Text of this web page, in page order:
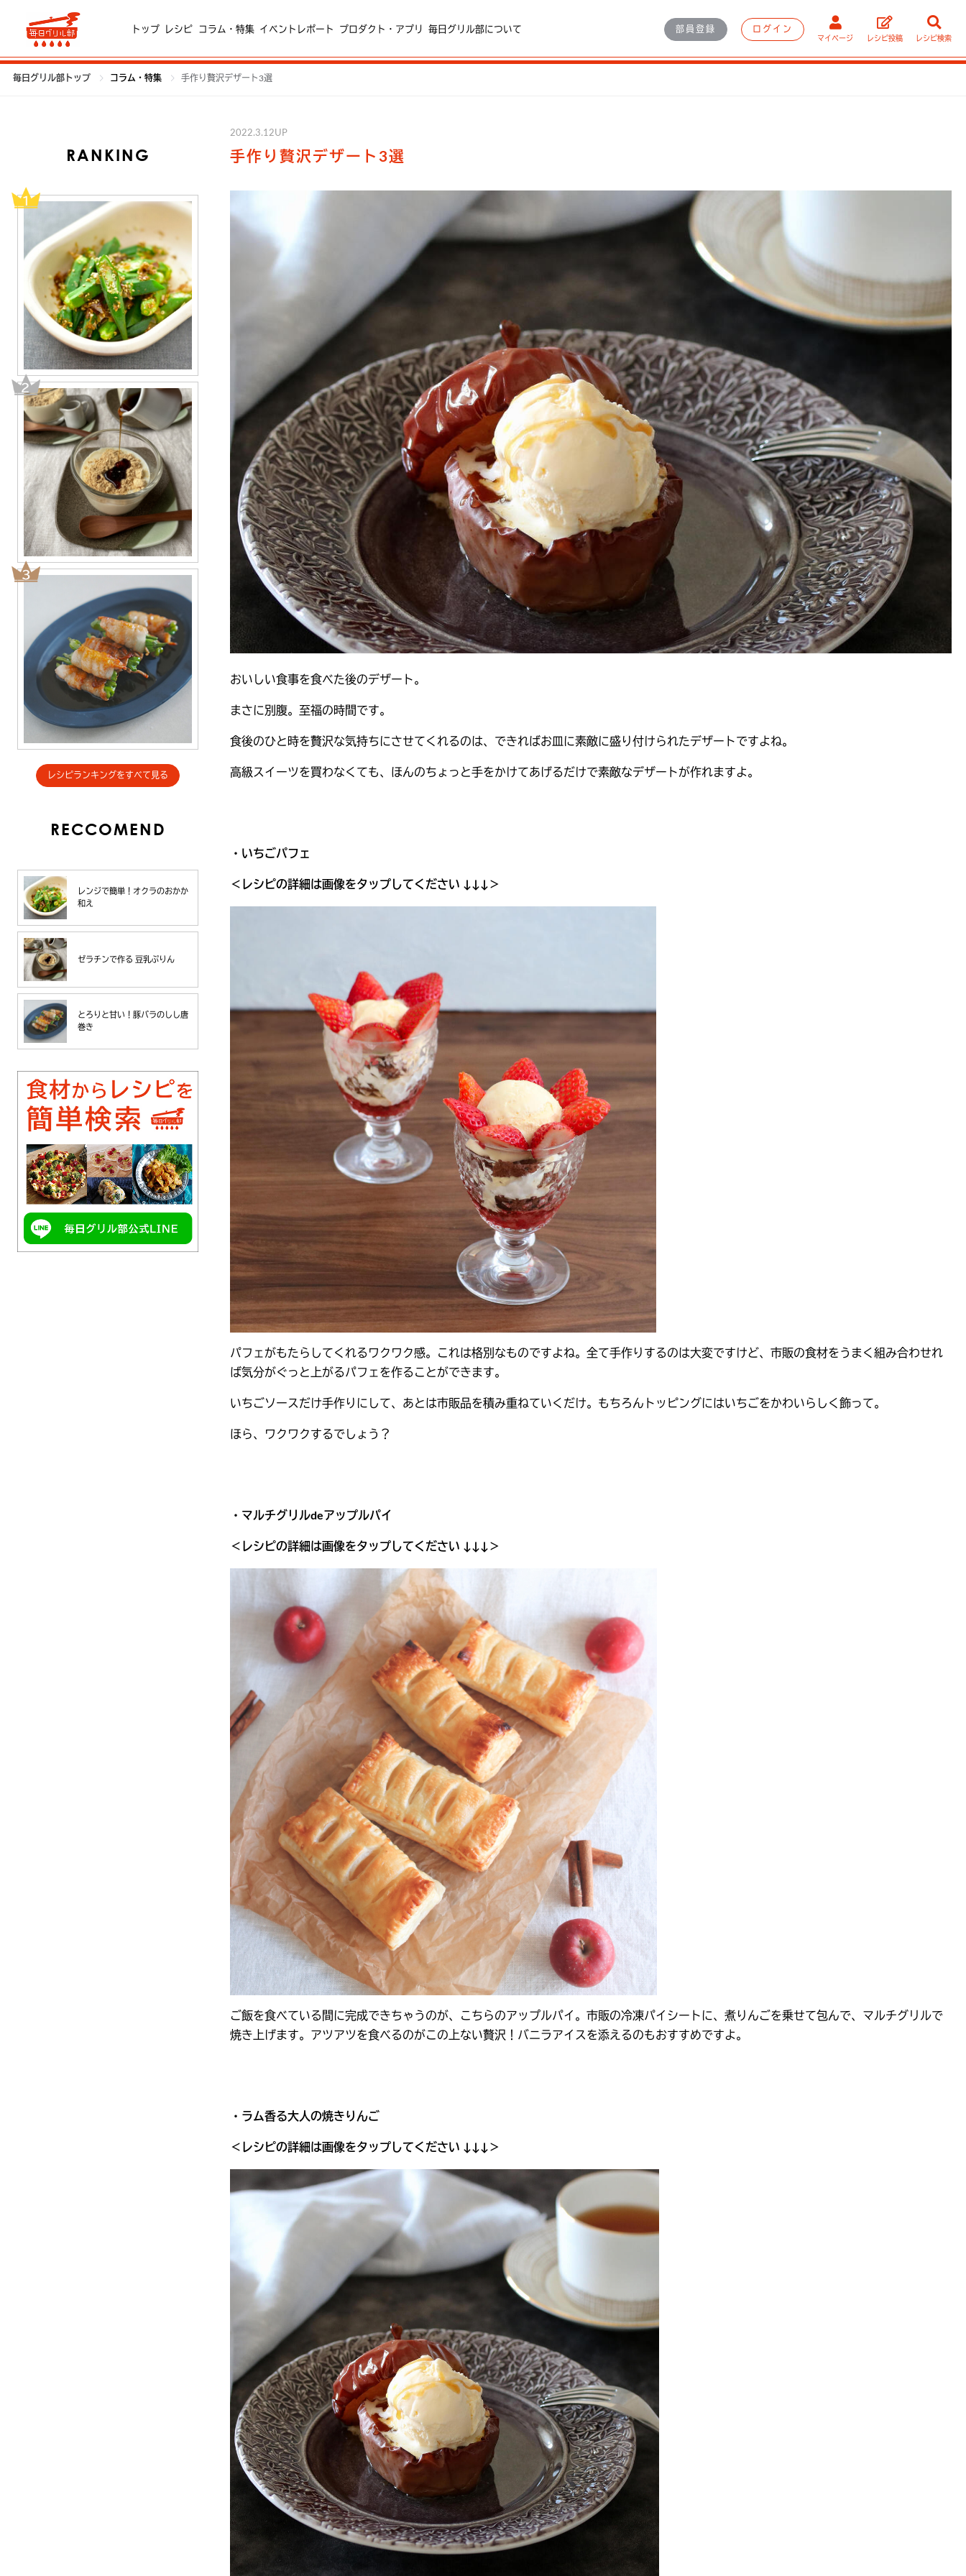
トップ レシピ コラム・特集 イベントレポート プロダクト・アプリ 毎日グリル部について 部員登録 ログイン
マイページ レシピ投稿 レシピ検索
毎日グリル部トップ コラム・特集 手作り贅沢デザート3選
RANKING
レシピランキングをすべて見る
RECCOMEND
レンジで簡単！オクラのおかか
和え
ゼラチンで作る 豆乳ぷりん
とろりと甘い！豚バラのしし唐
巻き
2022.3.12UP
手作り贅沢デザート3選
おいしい食事を食べた後のデザート。
まさに別腹。至福の時間です。
食後のひと時を贅沢な気持ちにさせてくれるのは、できればお皿に素敵に盛り付けられたデザートですよね。
高級スイーツを買わなくても、ほんのちょっと手をかけてあげるだけで素敵なデザートが作れますよ。
・いちごパフェ
＜レシピの詳細は画像をタップしてください ↓↓↓＞
パフェがもたらしてくれるワクワク感。これは格別なものですよね。全て手作りするのは大変ですけど、市販の食材をうまく組み合わせれ
ば気分がぐっと上がるパフェを作ることができます。
いちごソースだけ手作りにして、あとは市販品を積み重ねていくだけ。もちろんトッピングにはいちごをかわいらしく飾って。
ほら、ワクワクするでしょう？
・マルチグリルdeアップルパイ
＜レシピの詳細は画像をタップしてください ↓↓↓＞
ご飯を食べている間に完成できちゃうのが、こちらのアップルパイ。市販の冷凍パイシートに、煮りんごを乗せて包んで、マルチグリルで
焼き上げます。アツアツを食べるのがこの上ない贅沢！バニラアイスを添えるのもおすすめですよ。
・ラム香る大人の焼きりんご
＜レシピの詳細は画像をタップしてください ↓↓↓＞